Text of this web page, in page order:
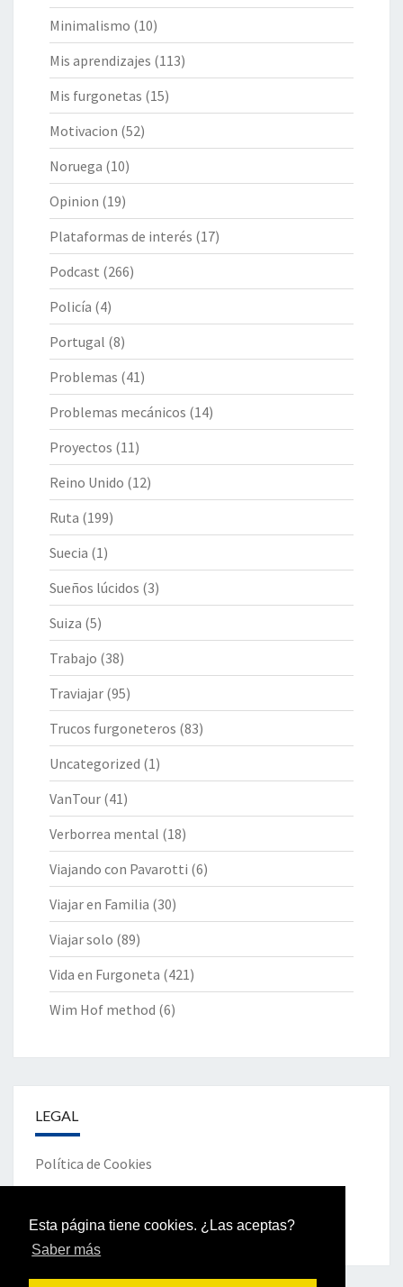
Esta página tiene cookies. ¿Las aceptas?
Saber más
Minimalismo (10)
Mis aprendizajes (113)
Mis furgonetas (15)
Motivacion (52)
Noruega (10)
Opinion (19)
Plataformas de interés (17)
Podcast (266)
Policía (4)
Portugal (8)
Problemas (41)
Problemas mecánicos (14)
Proyectos (11)
Reino Unido (12)
Ruta (199)
Suecia (1)
Sueños lúcidos (3)
Suiza (5)
Trabajo (38)
Traviajar (95)
Trucos furgoneteros (83)
Uncategorized (1)
VanTour (41)
Verborrea mental (18)
Viajando con Pavarotti (6)
Viajar en Familia (30)
Viajar solo (89)
Vida en Furgoneta (421)
Wim Hof method (6)
LEGAL
Política de Cookies